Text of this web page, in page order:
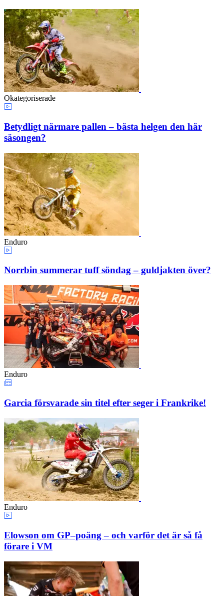
Okategoriserade
Betydligt närmare pallen – bästa helgen den här
säsongen?
Enduro
Norrbin summerar tuff söndag – guldjakten över?
Enduro
Garcia försvarade sin titel efter seger i Frankrike!
Enduro
Elowson om GP–poäng – och varför det är så få
förare i VM